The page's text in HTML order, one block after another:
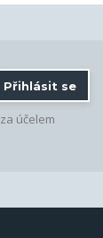
Přihlásit se
za účelem